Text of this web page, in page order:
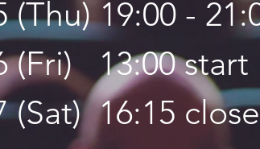
(Thu) 19:00 -
(Fri) 13:00 start
(Sat) 16:15 close